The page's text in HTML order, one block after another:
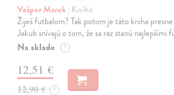
Vešper Marek| Kniha
Žiješ futbalom? Tak potom je táto kniha
Jakub snívajú o tom, že sa raz stanú najlepšími
Na sklade ?
12,51 €
12,90 € ?